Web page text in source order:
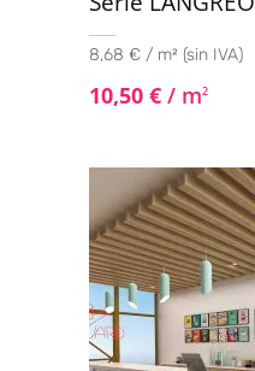
25x40 (4)
25X50 (10)
25X100(1)
25x150(6)
29x90(1)
30.3x61.3(1)
(10)
8,68 € / m² (sin IVA)
10,50 € / m2